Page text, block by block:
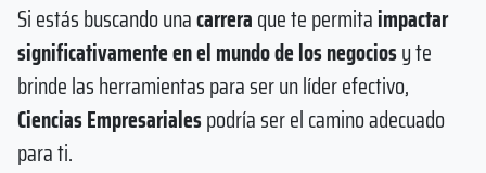
Si estás buscando unacarreraque te permitaimpactar
significativamente en el mundo de los negociosy te
brinde las herramientas para ser un líder efectivo,
Ciencias Empresarialespodría ser el camino adecuado
para ti.